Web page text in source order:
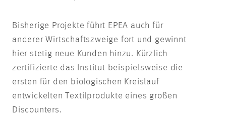
Bisherige Projekte führt EPEA auch für
anderer Wirtschaftszweige fort und gewinnt
hier stetig neue Kunden hinzu. Kürzlich
zertifizierte das Institut beispielsweise die
ersten für den biologischen Kreislauf
entwickelten Textilprodukte eines großen
Discounters.